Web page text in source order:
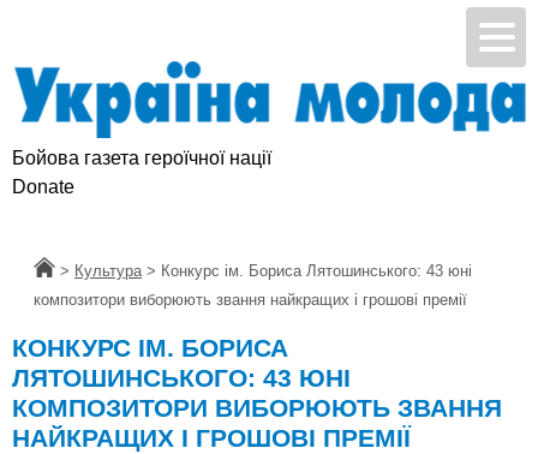
Бойова газета героїчної нації
Donate
Головна
> Культура > Конкурс ім. Бориса Лятошинського: 43 юні
композитори виборюють звання найкращих і грошові премії
КОНКУРС ІМ. БОРИСА
ЛЯТОШИНСЬКОГО: 43 ЮНІ
КОМПОЗИТОРИ ВИБОРЮЮТЬ ЗВАННЯ
НАЙКРАЩИХ І ГРОШОВІ ПРЕМІЇ